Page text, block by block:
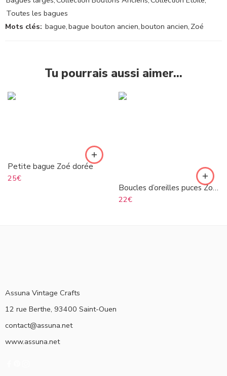
Toutes les bagues
Mots clés: bague,bague bouton ancien,bouton ancien, Zoé
Tu pourrais aussi aimer…
Petite bague Zoé dorée
25€
Boucles d’oreilles puces Zoé argenté
22€
Assuna Vintage Crafts
12 rue Berthe, 93400 Saint-Ouen
contact@assuna.net
www.assuna.net